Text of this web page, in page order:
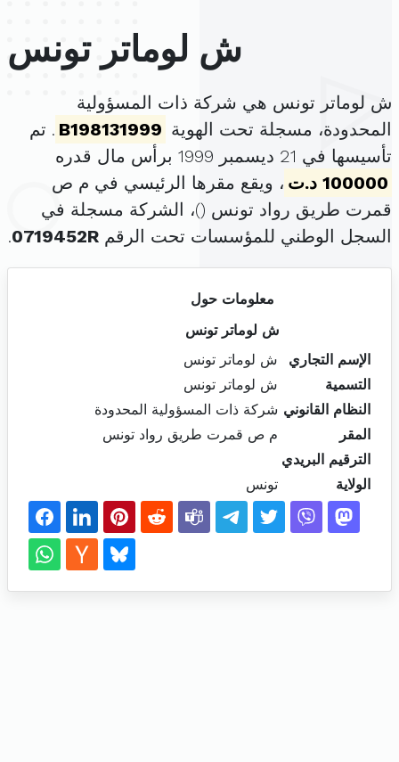
ش لوماتر تونس
ش لوماتر تونس هي شركة ذات المسؤولية
المحدودة، مسجلة تحت الهوية B198131999 . تم
تأسيسها في 21 ديسمبر 1999 برأس مال قدره
100000 د.ت
، ويقع مقرها الرئيسي في م ص
قمرت طريق رواد تونس ()، الشركة مسجلة في
السجل الوطني للمؤسسات تحت الرقم 0719452R
.
معلومات حول
ش لوماتر تونس
الإسم التجاري
ش لوماتر تونس
التسمية
ش لوماتر تونس
النظام القانوني شركة ذات المسؤولية المحدودة
المقر
م ص قمرت طريق رواد تونس
الترقيم البريدي
الولاية
تونس